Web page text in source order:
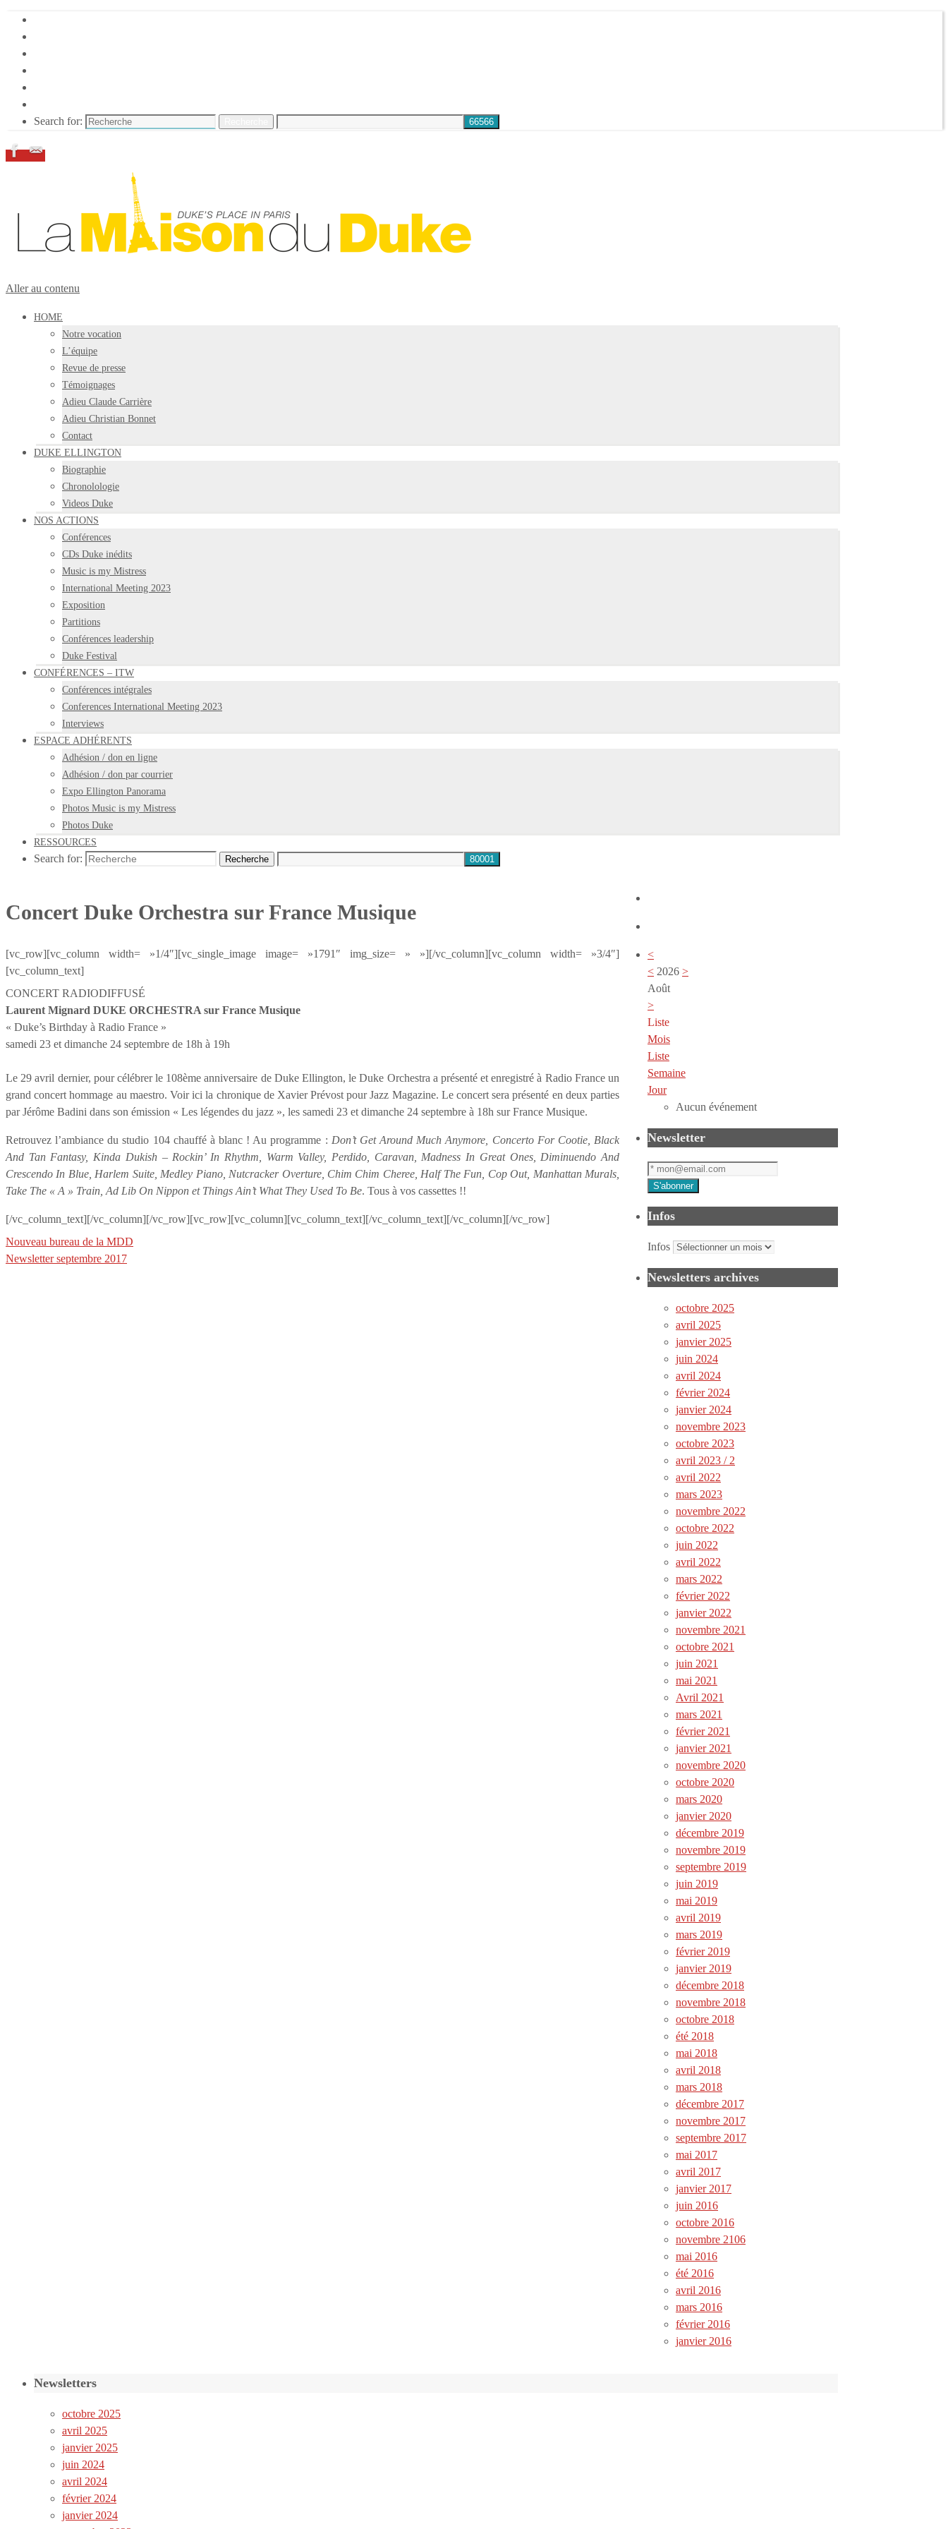
Search for:
Aller au contenu
HOME
Notre vocation
L’équipe
Revue de presse
Témoignages
Adieu Claude Carrière
Adieu Christian Bonnet
Contact
DUKE ELLINGTON
Biographie
Chronolologie
Videos Duke
NOS ACTIONS
Conférences
CDs Duke inédits
Music is my Mistress
International Meeting 2023
Exposition
Partitions
Conférences leadership
Duke Festival
CONFÉRENCES – ITW
Conférences intégrales
Conferences International Meeting 2023
Interviews
ESPACE ADHÉRENTS
Adhésion / don en ligne
Adhésion / don par courrier
Expo Ellington Panorama
Photos Music is my Mistress
Photos Duke
RESSOURCES
Search for: Recherche
Concert Duke Orchestra sur France Musique
[vc_row][vc_column width= »1/4″][vc_single_image image= »1791″ img_size= » »][/vc_column][vc_column width= »3/4″]
[vc_column_text]
CONCERT RADIODIFFUSÉ
Laurent Mignard DUKE ORCHESTRA sur France Musique
« Duke’s Birthday à Radio France »
samedi 23 et dimanche 24 septembre de 18h à 19h
Le 29 avril dernier, pour célébrer le 108ème anniversaire de Duke Ellington, le Duke Orchestra a présenté et enregistré à Radio France un
grand concert hommage au maestro. Voir ici la chronique de Xavier Prévost pour Jazz Magazine. Le concert sera présenté en deux parties
par Jérôme Badini dans son émission « Les légendes du jazz », les samedi 23 et dimanche 24 septembre à 18h sur France Musique.
Retrouvez l’ambiance du studio 104 chauffé à blanc ! Au programme : Don’t Get Around Much Anymore, Concerto For Cootie, Black
And Tan Fantasy, Kinda Dukish – Rockin’ In Rhythm, Warm Valley, Perdido, Caravan, Madness In Great Ones, Diminuendo And
Crescendo In Blue, Harlem Suite, Medley Piano, Nutcracker Overture, Chim Chim Cheree, Half The Fun, Cop Out, Manhattan Murals,
Take The « A » Train, Ad Lib On Nippon et Things Ain’t What They Used To Be. Tous à vos cassettes !!
[/vc_column_text][/vc_column][/vc_row][vc_row][vc_column][vc_column_text][/vc_column_text][/vc_column][/vc_row]
Nouveau bureau de la MDD
Newsletter septembre 2017
<
< 2026 >
Août
>
Liste
Mois
Liste
Semaine
Jour
Aucun événement
Newsletter
Infos
Infos
Newsletters archives
octobre 2025
avril 2025
janvier 2025
juin 2024
avril 2024
février 2024
janvier 2024
novembre 2023
octobre 2023
avril 2023 / 2
avril 2022
mars 2023
novembre 2022
octobre 2022
juin 2022
avril 2022
mars 2022
février 2022
janvier 2022
novembre 2021
octobre 2021
juin 2021
mai 2021
Avril 2021
mars 2021
février 2021
janvier 2021
novembre 2020
octobre 2020
mars 2020
janvier 2020
décembre 2019
novembre 2019
septembre 2019
juin 2019
mai 2019
avril 2019
mars 2019
février 2019
janvier 2019
décembre 2018
novembre 2018
octobre 2018
été 2018
mai 2018
avril 2018
mars 2018
décembre 2017
novembre 2017
septembre 2017
mai 2017
avril 2017
janvier 2017
juin 2016
octobre 2016
novembre 2106
mai 2016
été 2016
avril 2016
mars 2016
février 2016
janvier 2016
Newsletters
octobre 2025
avril 2025
janvier 2025
juin 2024
avril 2024
février 2024
janvier 2024